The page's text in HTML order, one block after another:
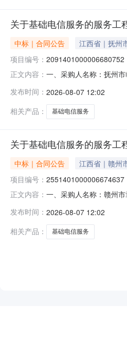
关于基础电信服务的服务工
中标｜合同公告 江西省｜抚州
项目编号： 2091401000006680752
正文内容： 一、采购人名称：抚州
或标的基本概况：七、
发布时间： 2026-08-07 12:02
相关产品：
基础电信服务
关于基础电信服务的服务工
中标｜合同公告 江西省｜赣州
项目编号： 2551401000006674637
正文内容： 一、采购人名称：赣州
务要求或标的基本概况
发布时间： 2026-08-07 12:02
相关产品：
基础电信服务